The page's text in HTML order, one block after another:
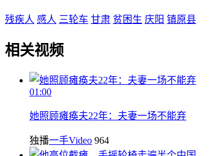
残疾人 感人 三轮车 甘肃 贫困生 庆阳 镇原县
相关视频
01:00
她照顾瘫痪夫22年：夫妻一场不能弃
独播一手Video 964